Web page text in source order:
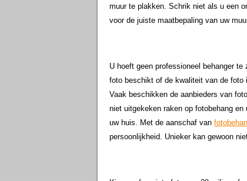
muur te plakken. Schrik niet als u een
voor de juiste maatbepaling van uw
U hoeft geen professioneel behanger
foto beschikt of de kwaliteit van de foto
Vaak beschikken de aanbieders van
niet uitgekeken raken op fotobehang
uw huis. Met de aanschaf van
persoonlijkheid. Unieker kan gewoon